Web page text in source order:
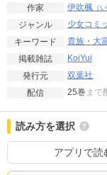
作家 伊吹楓 （
ジャンル 少女コミ
キーワード
貴族・大
掲載雑誌
KoiYui
発行元
双葉社
配信
25巻 まで
読み方を選択
アプリで読